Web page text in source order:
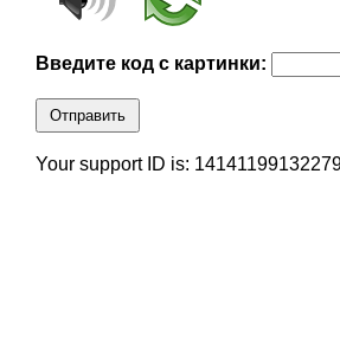
Введите код с картинки:
Отправить
Your support ID is: